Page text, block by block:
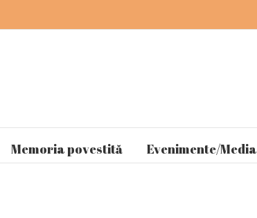
Memoria povestită Evenimente/Media